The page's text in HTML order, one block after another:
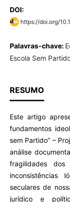
DOI:
https://doi.org/
Palavras-chave:
Escola Sem
RESUMO
Este artigo
fundamentos
sem Partido” –
análise
fragilidades
inconsistências
seculares de
jurídico e